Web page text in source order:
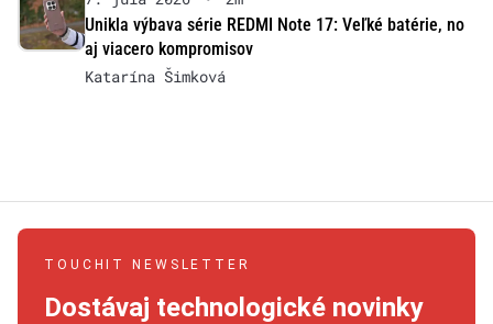
Unikla výbava série REDMI Note 17: Veľké batérie, no
aj viacero kompromisov
Katarína Šimková
TOUCHIT NEWSLETTER
Dostávaj technologické novinky